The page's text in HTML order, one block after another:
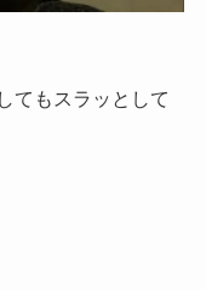
てもスラッとして